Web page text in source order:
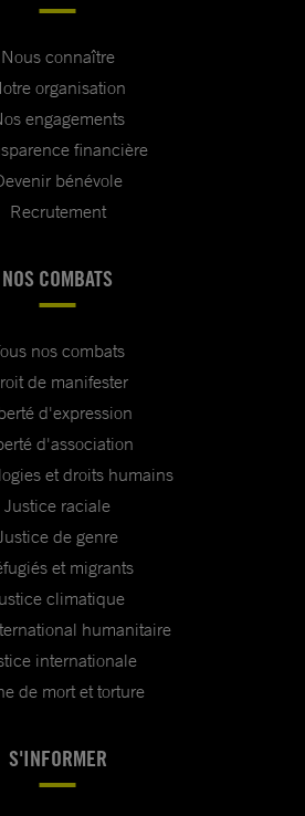
Nous connaître
organisation
engagements
financière
bénévole
Recrutement
NOS COMBATS
nos combats
de manifester
d'expression
d'association
et droits humains
Justice raciale
de genre
et migrants
climatique
humanitaire
internationale
de mort et torture
S'INFORMER